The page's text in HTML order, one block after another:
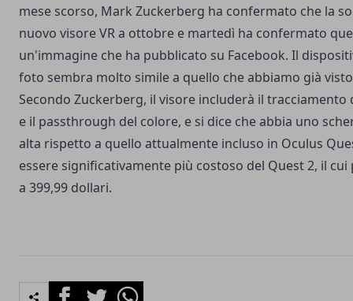
mese scorso, Mark Zuckerberg ha confermato che la
nuovo visore VR a ottobre e martedì ha confermato
un'immagine che ha pubblicato su Facebook. Il
foto sembra molto simile a quello che abbiamo già
Secondo Zuckerberg, il visore includerà il tracciamento
e il passthrough del colore, e si dice che abbia uno
alta rispetto a quello attualmente incluso in Oculus
essere significativamente più costoso del Quest 2, il
a 399,99 dollari.
FacebookTwitterWhatsapp